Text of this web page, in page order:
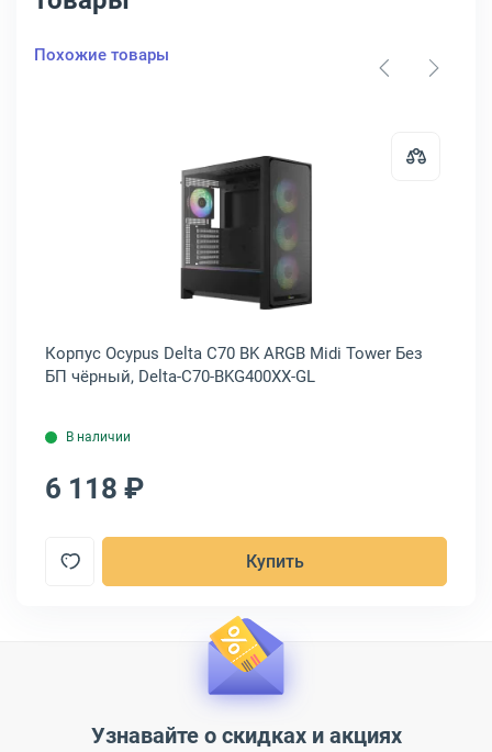
Похожие товары
MEGAVIEW MV8-TP Midi Tower Без БП чёрный, MV8-TP-BK
Открыть товар: Корпус Ocypus
Корпус Ocypus Delta C70 BK ARGB Midi Tower Без
БП чёрный, Delta-C70-BKG400XX-GL
В наличии
6 118 ₽
Купить
Узнавайте о скидках и акциях